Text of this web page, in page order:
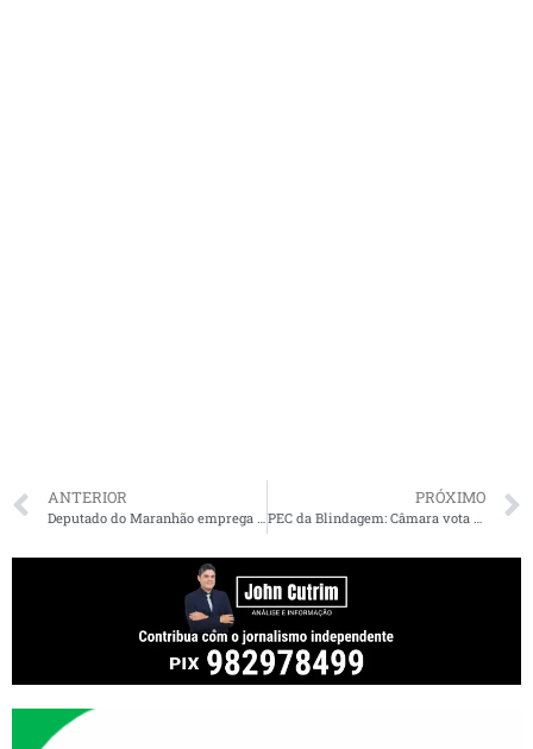
ANTERIOR
Deputado do Maranhão emprega a própria sogra na Câmara
PRÓXIMO
PEC da Blindagem: Câmara vota nova tentativa de voto secreto para dar aval a processos contra parlamentares